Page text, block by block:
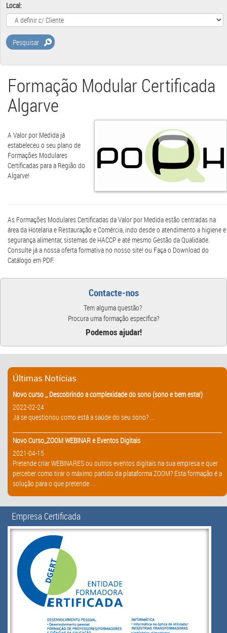
Local:
Pesquisar
Formação Modular Certificada
Algarve
A Valor por Medida já
estabeleceu o seu plano de
Formações Modulares
Certificadas para a Região do
Algarve!
As Formações Modulares Certificadas da Valor por Medida estão centradas na
área da Hotelaria e Restauração e Comércia, indo desde o atendimento a higiene e
segurança alimentar, sistemas de HACCP e até mesmo Gestão da Qualidade.
Consulte já a nossa oferta formativa no nosso site! ou Faça o Download do
Catálogo em PDF.
Contacte-nos
Tem alguma questão?
Procura uma formação específica?
Podemos ajudar!
Últimas Notícias
Novo curso _ Descobrindo a complexidade do sono (sono e bem estar)
2022-02-24
Já se questionou como está a saúde do seu sono? ...
Novo Curso_ZOOM WEBINAR e Eventos Digitais
2021-04-15
Pretende criar WEBINARES ou outros eventos digitais na sua empresa e quer
perceber como tirar o máximo partido da plataforma ZOOM? Esta formação é a
solução para o que pretende. ...
Empresa Certificada